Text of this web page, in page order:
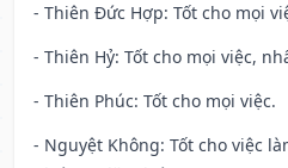
- Thiên Đức Hợp: Tốt cho mọi
- Thiên Hỷ: Tốt cho mọi việc,
- Thiên Phúc: Tốt cho mọi việc.
- Nguyệt Không: Tốt cho việc